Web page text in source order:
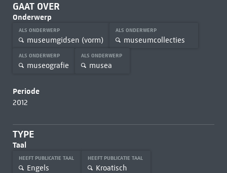
GAAT OVER
Onderwerp
ALS ONDERWERP
museumgidsen (vorm)
ALS ONDERWERP
museumcollecties
ALS ONDERWERP
museografie
ALS ONDERWERP
musea
Periode
2012
TYPE
Taal
HEEFT PUBLICATIE TAAL
Engels
HEEFT PUBLICATIE TAAL
Kroatisch